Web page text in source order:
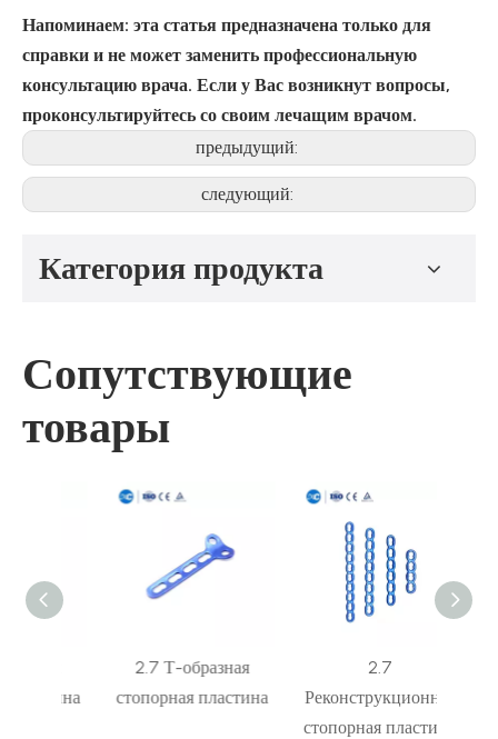
Напоминаем: эта статья предназначена только для
справки и не может заменить профессиональную
консультацию врача. Если у Вас возникнут вопросы,
проконсультируйтесь со своим лечащим врачом.
предыдущий:
следующий:
Категория продукта
Сопутствующие
товары
2.7 Т-образная
стопорная пластина
Реконструкционная
стопорная пластина